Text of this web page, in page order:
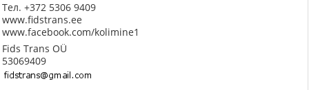
Тел. +372 5306 9409
www.fidstrans.ee
www.facebook.com/kolimine1
Fids Trans OÜ
53069409